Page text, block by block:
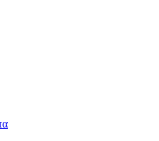
μέσων κοινωνικής